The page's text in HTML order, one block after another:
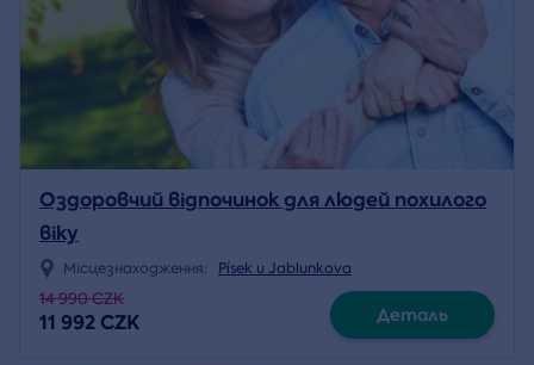
Оздоровчий відпочинок для людей похилого
віку
Місцезнаходження: Písek u Jablunkova
14 990 CZK
11 992 CZK Деталь